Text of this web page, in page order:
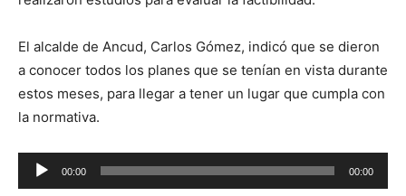
El alcalde de Ancud, Carlos Gómez, indicó que se dieron
a conocer todos los planes que se tenían en vista durante
estos meses, para llegar a tener un lugar que cumpla con
la normativa.
Reproductor
de
00:00 00:00